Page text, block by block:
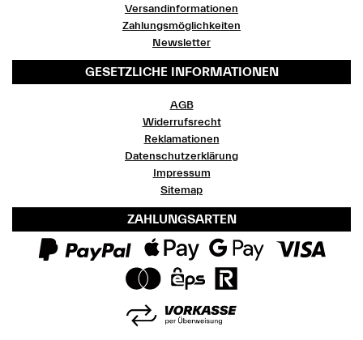
Versandinformationen
Zahlungsmöglichkeiten
Newsletter
GESETZLICHE INFORMATIONEN
AGB
Widerrufsrecht
Reklamationen
Datenschutzerklärung
Impressum
Sitemap
ZAHLUNGSARTEN